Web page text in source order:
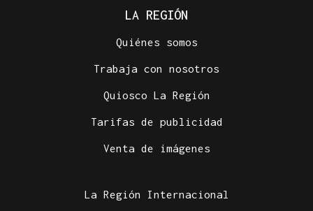
El "folk vulnerable" de Inés de Lis en su debut
LA REGIÓN
Quiénes somos
Trabaja con nosotros
Quiosco La Región
Tarifas de publicidad
Venta de imágenes
La Región Internacional